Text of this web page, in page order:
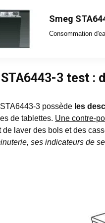
Smeg
Consommation
STA6443-3 test :
3 possède les
de tablettes. Une contre-
de laver des bols et des
ses indicateurs de